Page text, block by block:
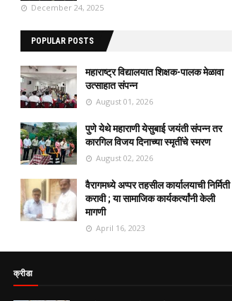
December 24, 2025
POPULAR POSTS
महाराष्ट्र विद्यालयात शिक्षक-पालक मेळावा
उत्साहात संपन्न
August 01, 2026
पुणे येथे महाराणी येसुबाई जयंती संपन्न तर
कारगिल विजय दिनाच्या स्मृतींचे स्मरण
August 02, 2026
वैरागमध्ये अप्पर तहसील कार्यालयाची निर्मिती
करावी ; या सामाजिक कार्यकर्त्यांनी केली
मागणी
April 16, 2023
क्रीडा